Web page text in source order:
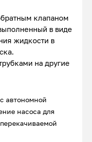
клапаном
в виде
жидкости в
на другие
автономной
насоса для